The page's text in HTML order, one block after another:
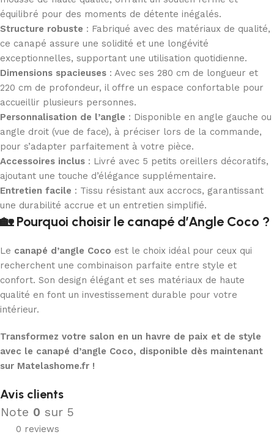
équilibré pour des moments de détente inégalés.
Structure robuste : Fabriqué avec des matériaux de qualité,
ce canapé assure une solidité et une longévité
exceptionnelles, supportant une utilisation quotidienne.
Dimensions spacieuses : Avec ses 280 cm de longueur et
220 cm de profondeur, il offre un espace confortable pour
accueillir plusieurs personnes.
Personnalisation de l’angle : Disponible en angle gauche ou
angle droit (vue de face), à préciser lors de la commande,
pour s’adapter parfaitement à votre pièce.
Accessoires inclus : Livré avec 5 petits oreillers décoratifs,
ajoutant une touche d’élégance supplémentaire.
Entretien facile : Tissu résistant aux accrocs, garantissant
une durabilité accrue et un entretien simplifié.
🏡 Pourquoi choisir le canapé d’Angle Coco ?
Le canapé d’angle Coco est le choix idéal pour ceux qui
recherchent une combinaison parfaite entre style et
confort. Son design élégant et ses matériaux de haute
qualité en font un investissement durable pour votre
intérieur.
Transformez votre salon en un havre de paix et de style
avec le canapé d’angle Coco, disponible dès maintenant
sur Matelashome.fr !
Avis clients
Note 0 sur 5
0 reviews